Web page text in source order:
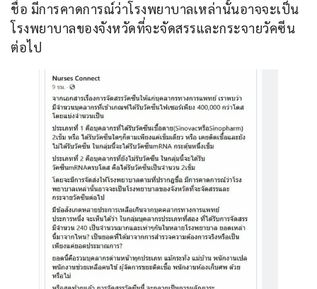
ชื่อ มีการคาดการณ์ว่าโรงพยาบาลเหล่านั้นอาจจะเป็น
โรงพยาบาลของจังหวัดที่จะจัดสรรและกระจายวัคซีน
ต่อไป